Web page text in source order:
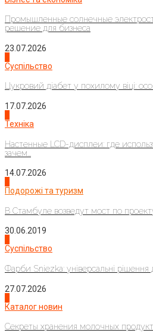
Промышленные солнечные
решение для бизнеса
23.07.2026
Суспільство
Цукровий діабет у похилому віці:
17.07.2026
Техніка
Настенные LCD-дисплеи: где
зачем...
14.07.2026
Подорожі та туризм
В Стамбуле возведут мост по
30.06.2019
Суспільство
Фарби Sniezka: універсальні рішення
27.07.2026
Каталог новин
Секреты хранения молочных